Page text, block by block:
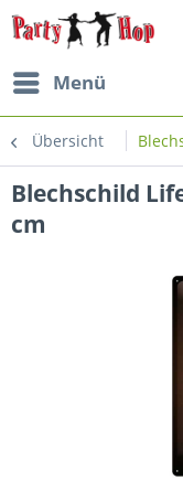
Menü
Übersicht
Blechschild
cm